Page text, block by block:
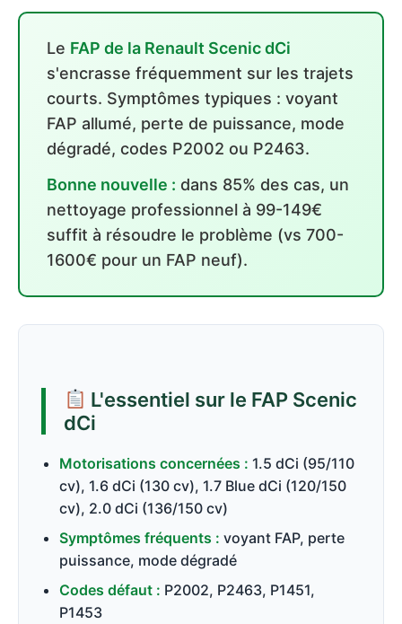
Le FAP de la Renault Scenic dCi
s'encrasse fréquemment sur les trajets
courts. Symptômes typiques : voyant
FAP allumé, perte de puissance, mode
dégradé, codes P2002 ou P2463.
Bonne nouvelle : dans 85% des cas, un
nettoyage professionnel à 99-149€
suffit à résoudre le problème (vs 700-
1600€ pour un FAP neuf).
L'essentiel sur le FAP Scenic
dCi
Motorisations concernées : 1.5 dCi (95/110
cv), 1.6 dCi (130 cv), 1.7 Blue dCi (120/150
cv), 2.0 dCi (136/150 cv)
Symptômes fréquents : voyant FAP, perte
puissance, mode dégradé
Codes défaut : P2002, P2463, P1451,
P1453